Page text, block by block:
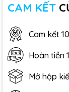
CAM KẾT
Cam kết
Hoàn tiền
Mở hộp